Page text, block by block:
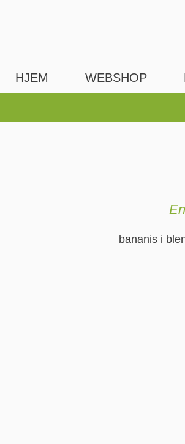
HJEM WEBSHOP